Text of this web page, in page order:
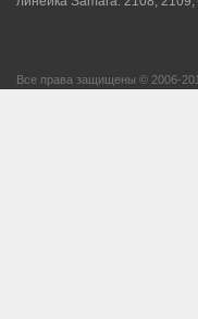
Все права защищены © 2006-